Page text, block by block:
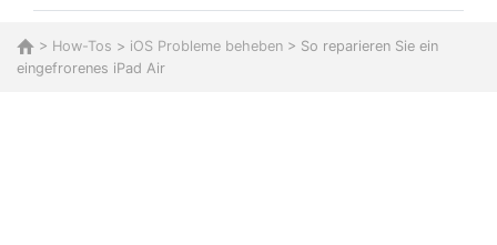
> How-Tos > iOS Probleme beheben > So reparieren Sie ein
eingefrorenes iPad Air